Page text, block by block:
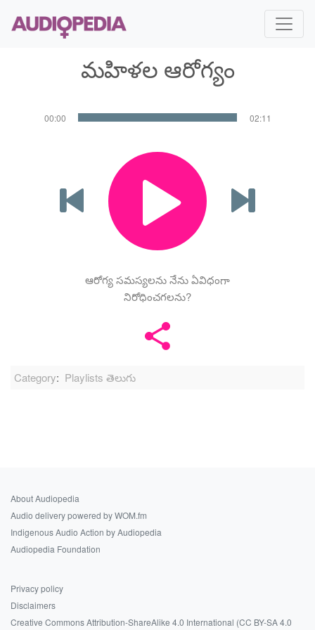
మహిళల ఆరోగ్యం
00:00 02:11
ఆరోగ్య సమస్యలను నేను ఏవిధంగా
నిరోధించగలను?
Category: Playlists తెలుగు
About Audiopedia
Audio delivery powered by WOM.fm
Indigenous Audio Action by Audiopedia
Audiopedia Foundation
Privacy policy
Disclaimers
Creative Commons Attribution-ShareAlike 4.0 International (CC BY-SA 4.0